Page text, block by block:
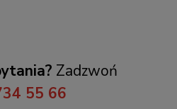
Zadzwoń
55 66